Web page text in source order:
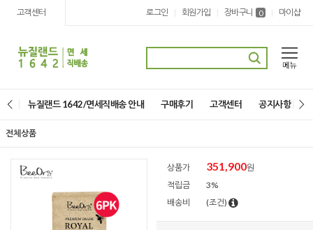
고객센터 로그인 | 회원가입 | 장바구니 0 | 마이샵
뉴질랜드 1642/면세직배송 안내 구매후기 고객센터 공지사항
전체상품
상품가 351,900원
적립금
3%
배송비
(조건)